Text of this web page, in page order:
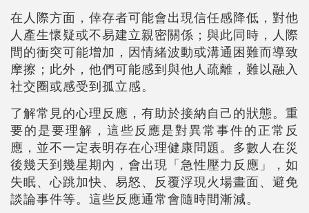
在人際方面，倖存者可能會出現信任感降低，對他
人產生懷疑或不易建立親密關係；與此同時，人際
間的衝突可能增加，因情緒波動或溝通困難而導致
摩擦；此外，他們可能感到與他人疏離，難以融入
社交圈或感受到孤立感。
了解常見的心理反應，有助於接納自己的狀態。重
要的是要理解，這些反應是對異常事件的正常反
應，並不一定表明存在心理健康問題。多數人在災
後幾天到幾星期內，會出現「急性壓力反應」，如
失眠、心跳加快、易怒、反覆浮現火場畫面、避免
談論事件等。這些反應通常會隨時間漸減。